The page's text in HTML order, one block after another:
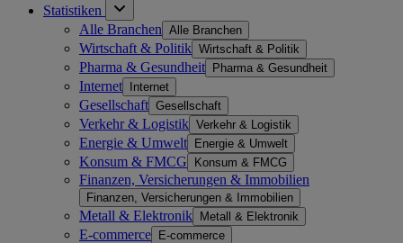
Statistiken
Alle Branchen Alle Branchen
Wirtschaft & Politik Wirtschaft & Politik
Pharma & Gesundheit Pharma & Gesundheit
Internet Internet
Gesellschaft Gesellschaft
Verkehr & Logistik Verkehr & Logistik
Energie & Umwelt Energie & Umwelt
Konsum & FMCG Konsum & FMCG
Finanzen, Versicherungen & Immobilien
Finanzen, Versicherungen & Immobilien
Metall & Elektronik Metall & Elektronik
E-commerce E-commerce